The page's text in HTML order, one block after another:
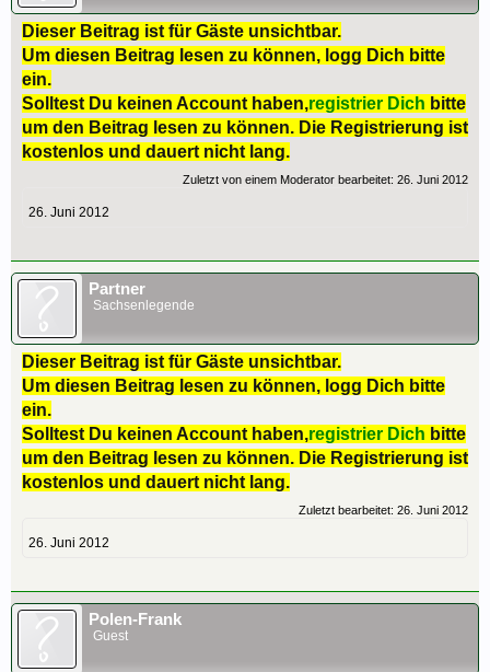
Dieser Beitrag ist für Gäste unsichtbar.
Um diesen Beitrag lesen zu können, logg Dich bitte
ein.
Solltest Du keinen Account haben,registrier Dich bitte
um den Beitrag lesen zu können. Die Registrierung ist
kostenlos und dauert nicht lang.
Zuletzt von einem Moderator bearbeitet: 26. Juni 2012
26. Juni 2012
Partner
Sachsenlegende
Dieser Beitrag ist für Gäste unsichtbar.
Um diesen Beitrag lesen zu können, logg Dich bitte
ein.
Solltest Du keinen Account haben,registrier Dich bitte
um den Beitrag lesen zu können. Die Registrierung ist
kostenlos und dauert nicht lang.
Zuletzt bearbeitet: 26. Juni 2012
26. Juni 2012
Polen-Frank
Guest